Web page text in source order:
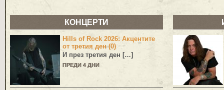
КОНЦЕРТИ
Hills of Rock 2026: Акцентите
от третия ден (0)
И през третия ден […]
ПРЕДИ 4 ДНИ